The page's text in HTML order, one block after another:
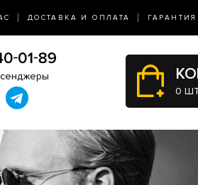
ДОСТАВКА И ОПЛАТА ГАРАНТИЯ
0